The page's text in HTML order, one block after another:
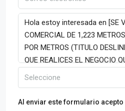
Seleccione
Al enviar este formulario acepto